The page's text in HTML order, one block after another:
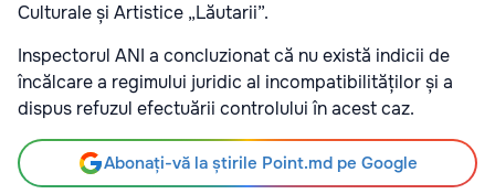
Culturale și Artistice „Lăutarii”.
Inspectorul ANI a concluzionat că nu există indicii de
încălcare a regimului juridic al incompatibilităților și a
dispus refuzul efectuării controlului în acest caz.
Abonați-vă la știrile Point.md pe Google